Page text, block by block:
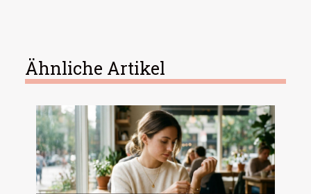
Ähnliche Artikel